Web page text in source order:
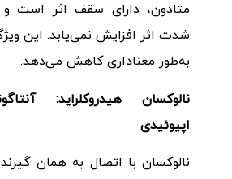
متادون، دارای سقف اثر است و
شدت اثر افزایش نمی‌یابد. این
به‌طور معناداری کاهش می‌دهد.
نالوکسان هیدروکلراید:
اپیوئیدی